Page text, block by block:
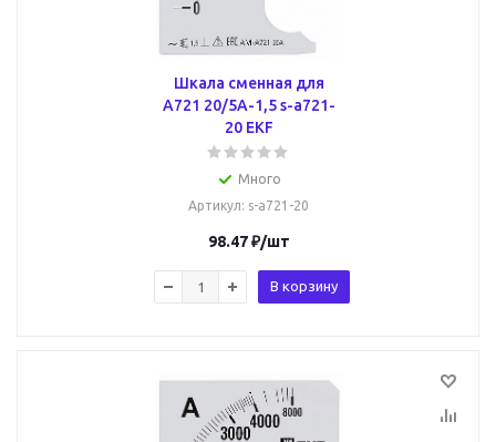
Шкала сменная для
A721 20/5А-1,5 s-a721-
20 EKF
Много
Артикул: s-a721-20
98.47₽/шт
В корзину